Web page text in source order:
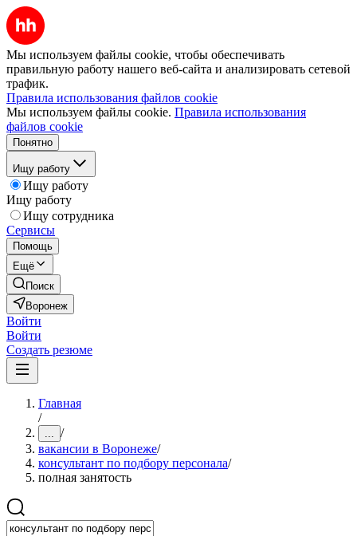
Мы используем файлы cookie, чтобы обеспечивать
правильную работу нашего веб-сайта и анализировать сетевой
трафик.
Правила использования файлов cookie
Мы используем файлы cookie. Правила использования
файлов cookie
Понятно
Ищу работу
Ищу работу
Ищу работу
Ищу сотрудника
Сервисы
Помощь
Ещё
Поиск
Воронеж
Войти
Войти
Создать резюме
Главная
/
... /
вакансии в Воронеже/
консультант по подбору персонала/
полная занятость